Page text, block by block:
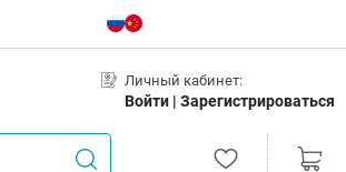
Личный кабинет:
Войти | Зарегистрироваться